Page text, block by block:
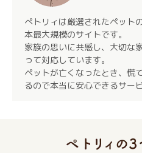
ぺトリィは厳選されたペット
本最大規模のサイトです。
家族の思いに共感し、大切な
って対応しています。
ペットが亡くなったとき、慌
るので本当に安心できるサー